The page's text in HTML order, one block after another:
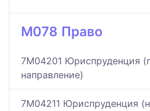
M078 Право
7M04201 Юриспруденция
направление)
7M04211 Юриспруденция